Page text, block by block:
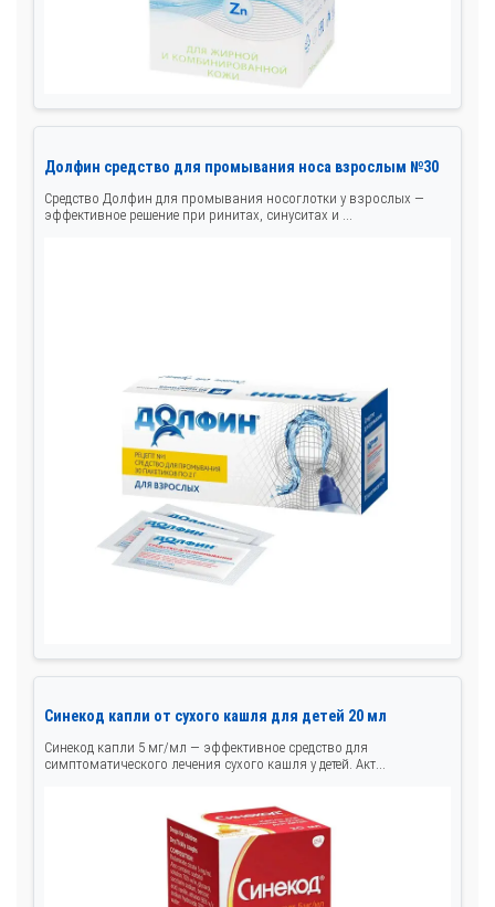
Долфин средство для промывания носа взрослым №30
Средство Долфин для промывания носоглотки у взрослых —
эффективное решение при ринитах, синуситах и ...
Синекод капли от сухого кашля для детей 20 мл
Синекод капли 5 мг/мл — эффективное средство для
симптоматического лечения сухого кашля у детей. Акт...